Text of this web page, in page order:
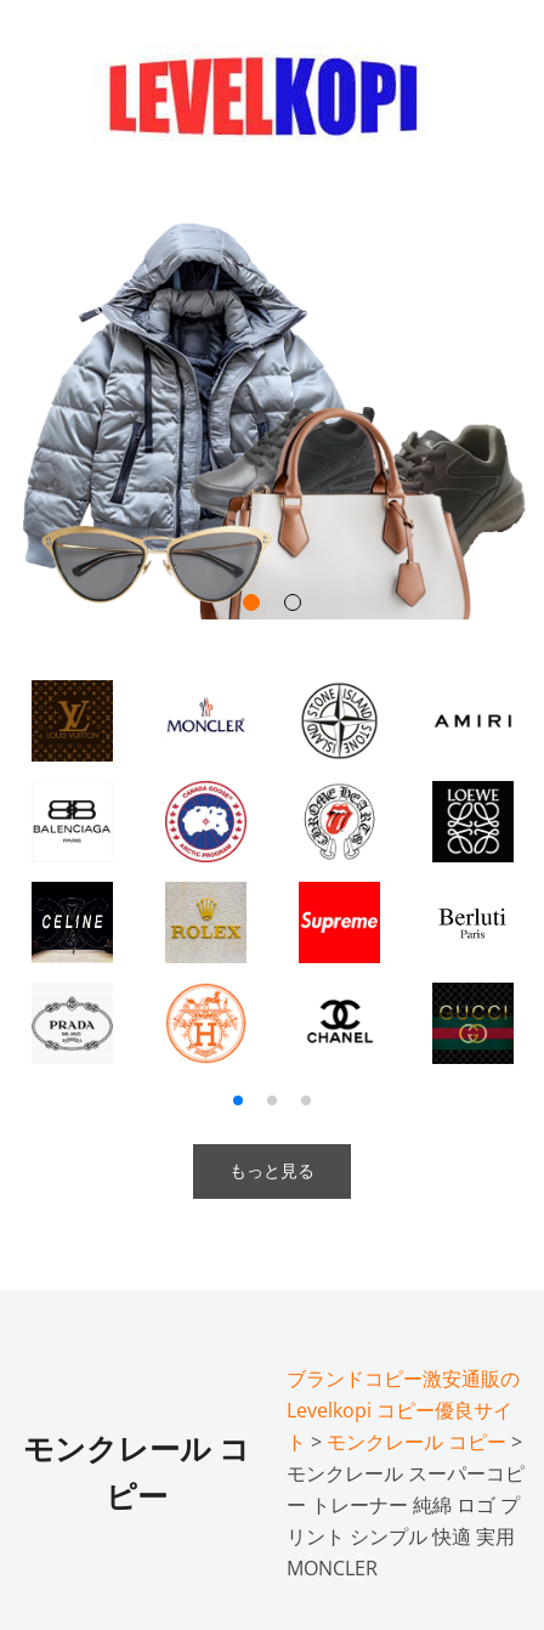
もっと見る
モンクレール コ
ピー
ブランドコピー激安通販の
Levelkopi コピー優良サイ
ト > モンクレール コピー >
モンクレール スーパーコピ
ー トレーナー 純綿 ロゴ プ
リント シンプル 快適 実用
MONCLER